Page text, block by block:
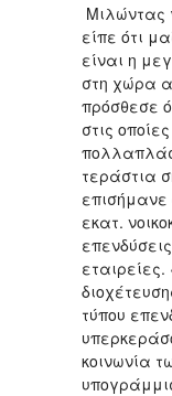
Μιλώντας
είπε ότι
είναι η
στη χώρα
πρόσθεσε
στις
τεράστια
εκατ.
τύπου
κοινωνία